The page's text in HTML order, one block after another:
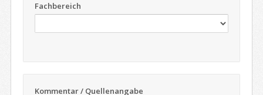
Fachbereich
Kommentar / Quellenangabe